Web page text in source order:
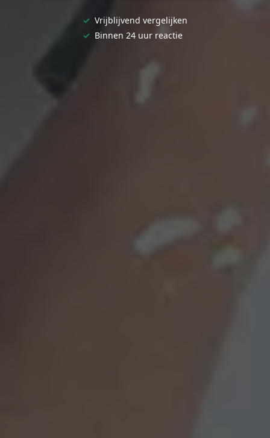
✓ Vrijblijvend vergelijken
✓ Binnen 24 uur reactie